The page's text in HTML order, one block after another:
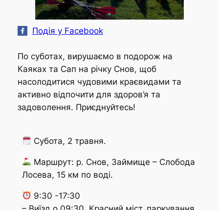
Подія у Facebook
По суботах, вирушаємо в подорож на
Каяках та Сап на річку Снов, щоб
насолодитися чудовими краєвидами та
активно відпочити для здоров’я та
задоволення. Приєднуйтесь!
Субота, 2 травня.
Маршрут: р. Снов, Займище – Слобода
Лосева, 15 км по воді.
9:30 -17:30